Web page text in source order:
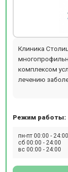
Клиника
комплексом
лечению
Режим работы:
пн-пт 00:00 - 24:00
сб 00:00 - 24:00
вс 00:00 - 24:00